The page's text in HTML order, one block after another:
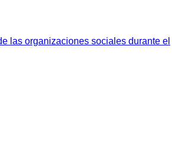
las organizaciones sociales durante el